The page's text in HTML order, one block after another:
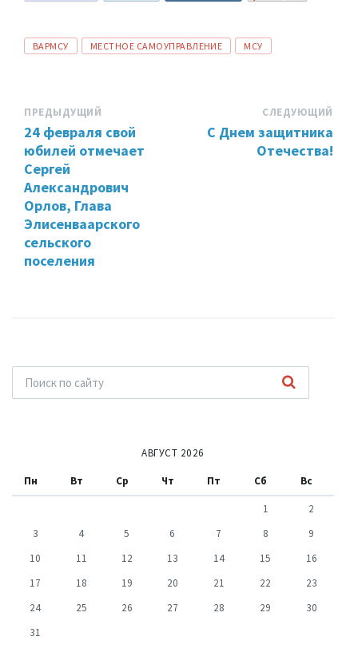
ТЕГИ:
ВАРМСУ МЕСТНОЕ САМОУПРАВЛЕНИЕ МСУ
ПРЕДЫДУЩИЙ
24 февраля свой
юбилей отмечает
Сергей
Александрович
Орлов, Глава
Элисенваарского
сельского
поселения
СЛЕДУЮЩИЙ
С Днем защитника
Отечества!
АВГУСТ 2026
Пн Вт Ср Чт Пт Сб Вс
1
2
3
4 5 6 7 8
9
10
11 12 13 14 15
16
17
18 19 20 21 22
23
24
25 26 27 28 29
30
31